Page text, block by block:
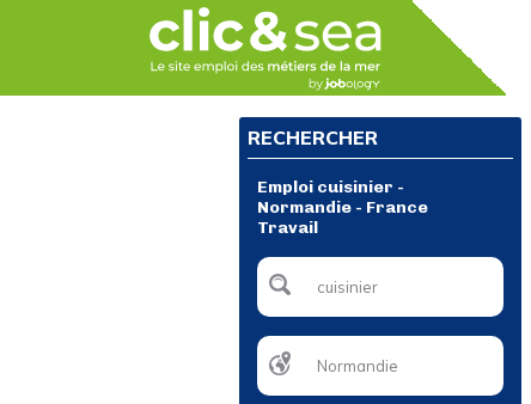
RECHERCHER
Emploi cuisinier -
Normandie - France
Travail